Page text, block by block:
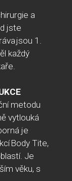
a
jste
jsou 1.
každý
metodu
vytlouká
je
Body Tite,
Je
věku, s